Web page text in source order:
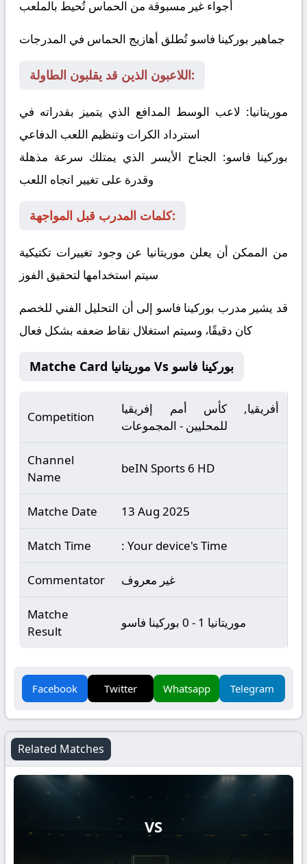
أجواء غير مسبوقة من الحماس تُحيط بالملعب
جماهير بوركينا فاسو تُطلق أهازيج الحماس في المدرجات
اللاعبون الذين قد يقلبون الطاولة:
موريتانيا: لاعب الوسط المدافع الذي يتميز بقدراته في
استرداد الكرات وتنظيم اللعب الدفاعي
بوركينا فاسو: الجناح الأيسر الذي يمتلك سرعة مذهلة
وقدرة على تغيير اتجاه اللعب
كلمات المدرب قبل المواجهة:
من الممكن أن يعلن موريتانيا عن وجود تغييرات تكتيكية
سيتم استخدامها لتحقيق الفوز
قد يشير مدرب بوركينا فاسو إلى أن التحليل الفني للخصم
كان دقيقًا، وسيتم استغلال نقاط ضعفه بشكل فعال
Matche Card موريتانيا Vs بوركينا فاسو
Competition
أفريقيا, كأس أمم إفريقيا
للمحليين - المجموعات
Channel
Name
beIN Sports 6 HD
Matche Date 13 Aug 2025
Match Time : Your device's Time
Commentator غير معروف
Matche
Result
موريتانيا 1 - 0 بوركينا فاسو
Facebook Twitter Whatsapp Telegram
Related Matches
VS